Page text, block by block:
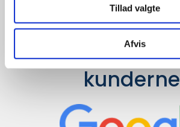
Tillad valgte
Afvis
Det siger